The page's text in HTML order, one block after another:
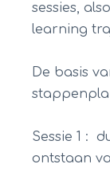
sessies,
learning
De basis
Sessie 1 :
ontstaan